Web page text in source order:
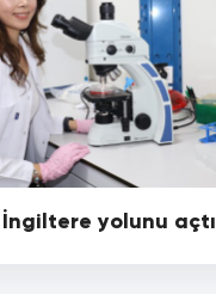
yolunu açtı